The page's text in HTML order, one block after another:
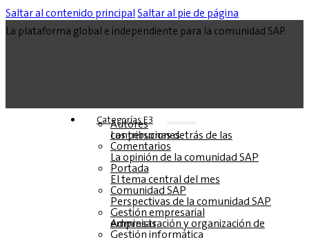
Saltar al contenido principalSaltar al pie de página
La plataforma global e independiente para la comunidad SAP.
Categorías E3
Autores
Las personas detrás de las contribuciones
Comentarios
La opinión de la comunidad SAP
Portada
El tema central del mes
Comunidad SAP
Perspectivas de la comunidad SAP
Gestión empresarial
Administración y organización de empresas
Gestión informática